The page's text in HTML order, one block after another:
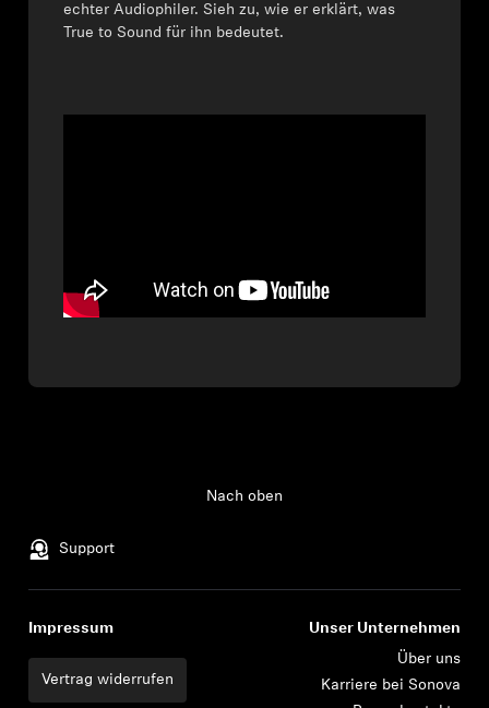
echter Audiophiler. Sieh zu, wie er erklärt, was
True to Sound für ihn bedeutet.
Support
Nach oben
Impressum
Vertrag widerrufen
Unser Unternehmen
Über uns
Karriere bei Sonova